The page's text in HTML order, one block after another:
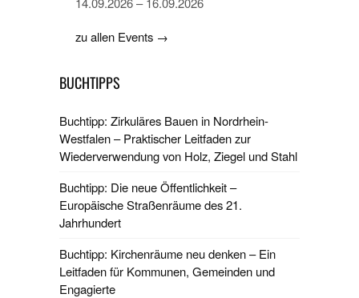
zu allen Events →
BUCHTIPPS
Buchtipp: Zirkuläres Bauen in Nordrhein-
Westfalen – Praktischer Leitfaden zur
Wiederverwendung von Holz, Ziegel und Stahl
Buchtipp: Die neue Öffentlichkeit –
Europäische Straßenräume des 21.
Jahrhundert
Buchtipp: Kirchenräume neu denken – Ein
Leitfaden für Kommunen, Gemeinden und
Engagierte